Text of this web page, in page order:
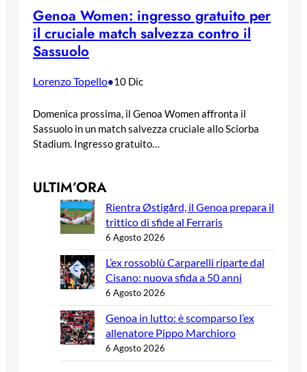
Genoa Women: ingresso gratuito per
il cruciale match salvezza contro il
Sassuolo
Lorenzo Topello•10 Dic
Domenica prossima, il Genoa Women affronta il
Sassuolo in un match salvezza cruciale allo Sciorba
Stadium. Ingresso gratuito…
ULTIM’ORA
Rientra Østigård, il Genoa prepara il
trittico di sfide al Ferraris
6 Agosto 2026
L’ex rossoblù Carparelli riparte dal
Cisano: nuova sfida a 50 anni
6 Agosto 2026
Genoa in lutto: è scomparso l’ex
allenatore Pippo Marchioro
6 Agosto 2026